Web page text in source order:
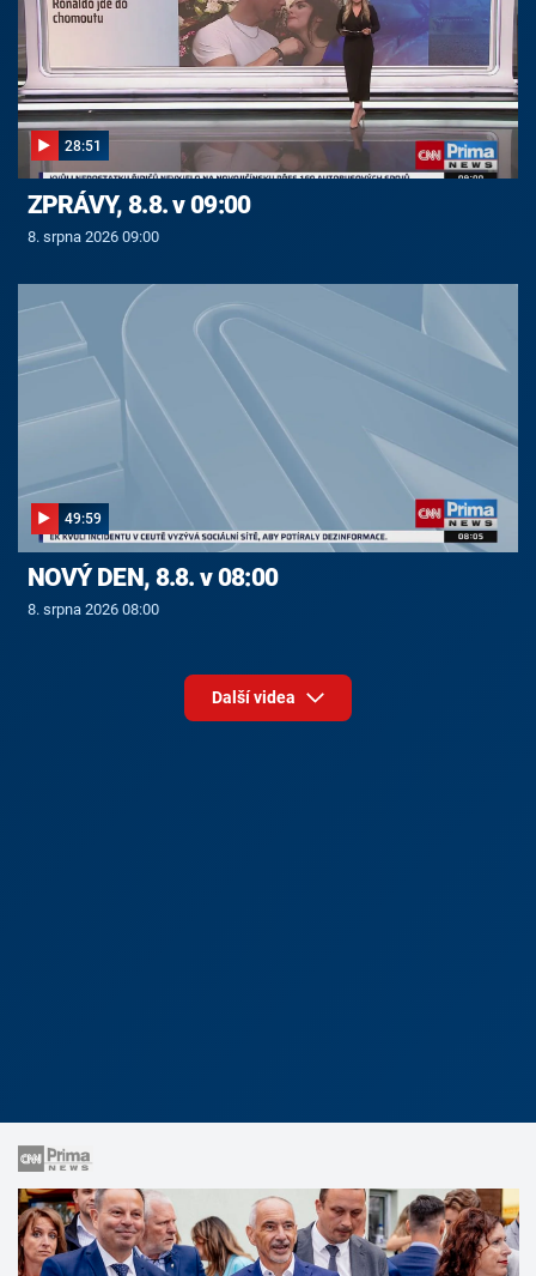
28:51
ZPRÁVY, 8.8. v 09:00
8. srpna 2026 09:00
49:59
NOVÝ DEN, 8.8. v 08:00
8. srpna 2026 08:00
Další videa